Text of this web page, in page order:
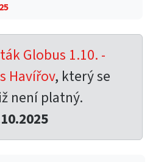
Globus 1.10. -
Havířov, který se
není platný.